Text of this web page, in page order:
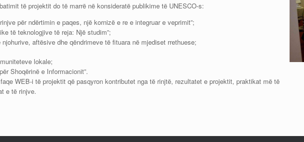
të projektit do të marrë në konsideratë publikime të UNESCO-s:
për ndërtimin e paqes, një kornizë e re e integruar e veprimit”;
të teknologjive të reja: Një studim”;
njohurive, aftësive dhe qëndrimeve të fituara në mjediset rrethuese;
lokale;
Shoqërinë e Informacionit”.
WEB-i të projektit që pasqyron kontributet nga të rinjtë, rezultatet e projektit, praktikat më të
e të rinjve.